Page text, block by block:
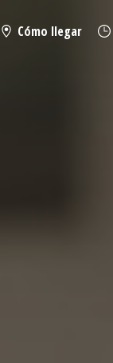
Cómo llegar